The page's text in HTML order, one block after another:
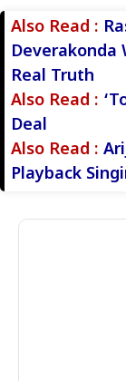
Also Read :
Deverakonda
Real Truth
Also Read :
Deal
Also Read :
Playback